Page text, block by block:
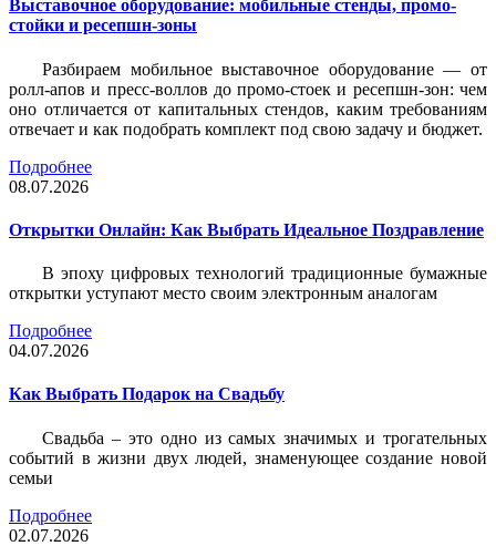
Выставочное оборудование: мобильные стенды, промо-
стойки и ресепшн-зоны
Разбираем мобильное выставочное оборудование — от
ролл-апов и пресс-воллов до промо-стоек и ресепшн-зон: чем
оно отличается от капитальных стендов, каким требованиям
отвечает и как подобрать комплект под свою задачу и бюджет.
Подробнее
08.07.2026
Открытки Онлайн: Как Выбрать Идеальное Поздравление
В эпоху цифровых технологий традиционные бумажные
открытки уступают место своим электронным аналогам
Подробнее
04.07.2026
Как Выбрать Подарок на Свадьбу
Свадьба – это одно из самых значимых и трогательных
событий в жизни двух людей, знаменующее создание новой
семьи
Подробнее
02.07.2026